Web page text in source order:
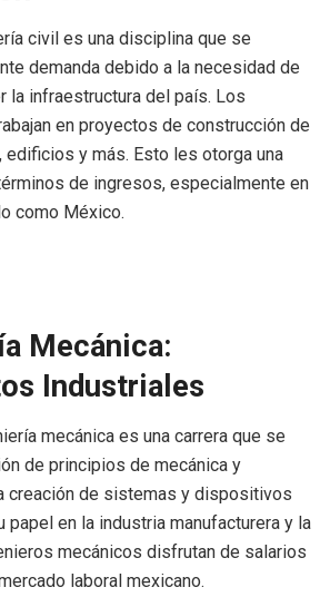
civil es una disciplina que se
demanda debido a la necesidad de
la infraestructura del país. Los
en proyectos de construcción de
edificios y más. Esto les otorga una
de ingresos, especialmente en
como México.
Mecánica:
Industriales
mecánica es una carrera que se
de principios de mecánica y
creación de sistemas y dispositivos
papel en la industria manufacturera y la
mecánicos disfrutan de salarios
laboral mexicano.